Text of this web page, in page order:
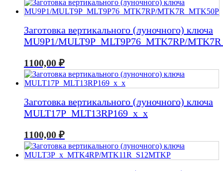
Заготовка вертикального (луночного) ключа
MU9P1/MULT9P_MLT9P76_MTK7RP/
1100,00 ₽
Заготовка вертикального (луночного) ключа
MULT17P_MLT13RP169_x_x
1100,00 ₽